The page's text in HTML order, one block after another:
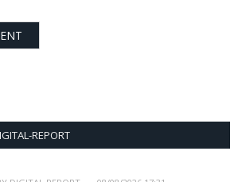
REPORT